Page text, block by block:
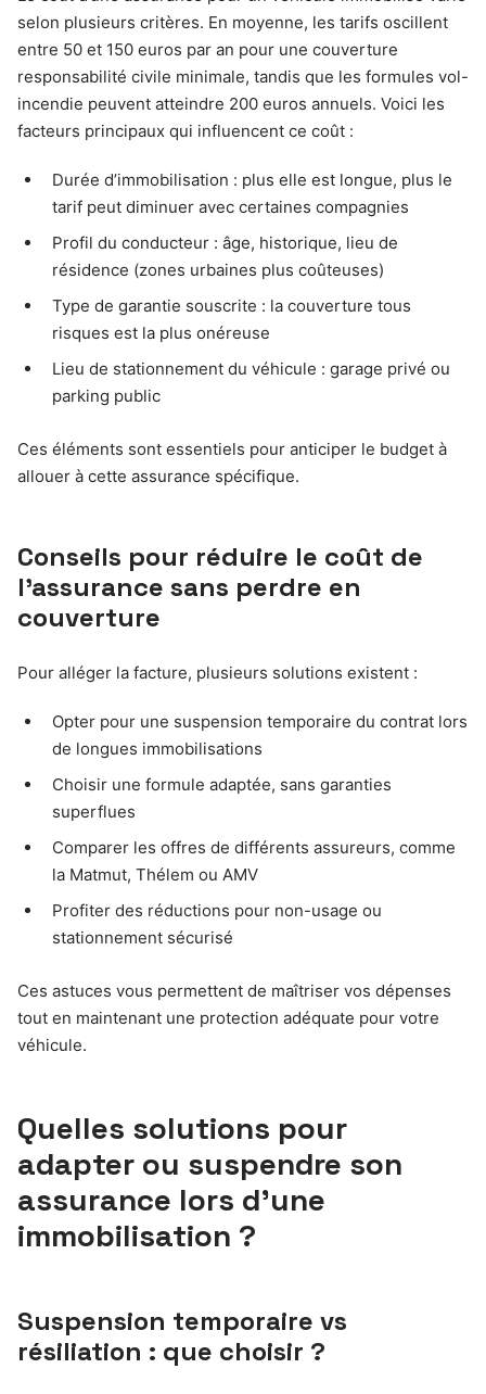
selon plusieurs critères. En moyenne, les tarifs oscillent
entre 50 et 150 euros par an pour une couverture
responsabilité civile minimale, tandis que les formules vol-
incendie peuvent atteindre 200 euros annuels. Voici les
facteurs principaux qui influencent ce coût :
Durée d’immobilisation : plus elle est longue, plus le
tarif peut diminuer avec certaines compagnies
Profil du conducteur : âge, historique, lieu de
résidence (zones urbaines plus coûteuses)
Type de garantie souscrite : la couverture tous
risques est la plus onéreuse
Lieu de stationnement du véhicule : garage privé ou
parking public
Ces éléments sont essentiels pour anticiper le budget à
allouer à cette assurance spécifique.
Conseils pour réduire le coût de
l’assurance sans perdre en
couverture
Pour alléger la facture, plusieurs solutions existent :
Opter pour une suspension temporaire du contrat lors
de longues immobilisations
Choisir une formule adaptée, sans garanties
superflues
Comparer les offres de différents assureurs, comme
la Matmut, Thélem ou AMV
Profiter des réductions pour non-usage ou
stationnement sécurisé
Ces astuces vous permettent de maîtriser vos dépenses
tout en maintenant une protection adéquate pour votre
véhicule.
Quelles solutions pour
adapter ou suspendre son
assurance lors d’une
immobilisation ?
Suspension temporaire vs
résiliation : que choisir ?